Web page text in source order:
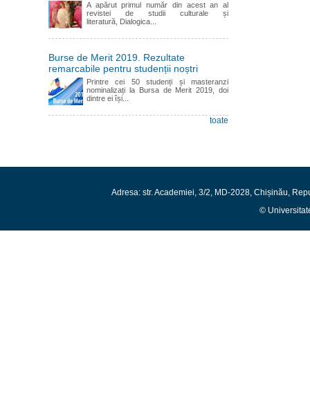
A apărut primul număr din acest an al
revistei de studii culturale și
literatură, Dialogica...
Burse de Merit 2019. Rezultate
remarcabile pentru studenții noștri
Printre cei 50 studenți și masteranzi
nominalizați la Bursa de Merit 2019, doi
dintre ei își...
toate
Adresa: str. Academiei, 3/2, MD-2028, Chișinău,
©